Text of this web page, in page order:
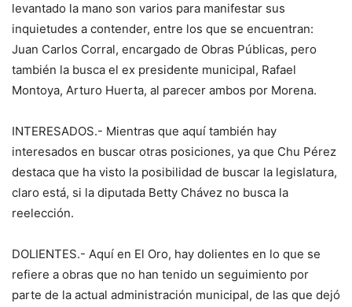
levantado la mano son varios para manifestar sus
inquietudes a contender, entre los que se encuentran:
Juan Carlos Corral, encargado de Obras Públicas, pero
también la busca el ex presidente municipal, Rafael
Montoya, Arturo Huerta, al parecer ambos por Morena.
INTERESADOS.- Mientras que aquí también hay
interesados en buscar otras posiciones, ya que Chu Pérez
destaca que ha visto la posibilidad de buscar la legislatura,
claro está, si la diputada Betty Chávez no busca la
reelección.
DOLIENTES.- Aquí en El Oro, hay dolientes en lo que se
refiere a obras que no han tenido un seguimiento por
parte de la actual administración municipal, de las que dejó